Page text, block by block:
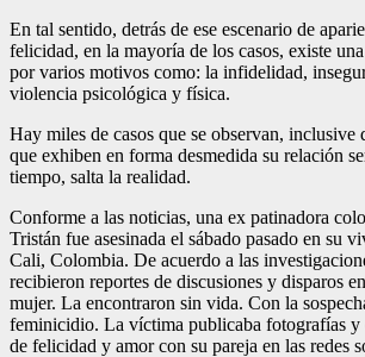
En tal sentido, detrás de ese escenario de
felicidad, en la mayoría de los casos, existe
por varios motivos como: la infidelidad,
violencia psicológica y física.
Hay miles de casos que se observan, inclusive
que exhiben en forma desmedida su relación
tiempo, salta la realidad.
Conforme a las noticias, una ex patinadora
Tristán fue asesinada el sábado pasado en su
Cali, Colombia. De acuerdo a las
recibieron reportes de discusiones y disparos
mujer. La encontraron sin vida. Con la
feminicidio. La víctima publicaba fotografías y
de felicidad y amor con su pareja en las redes